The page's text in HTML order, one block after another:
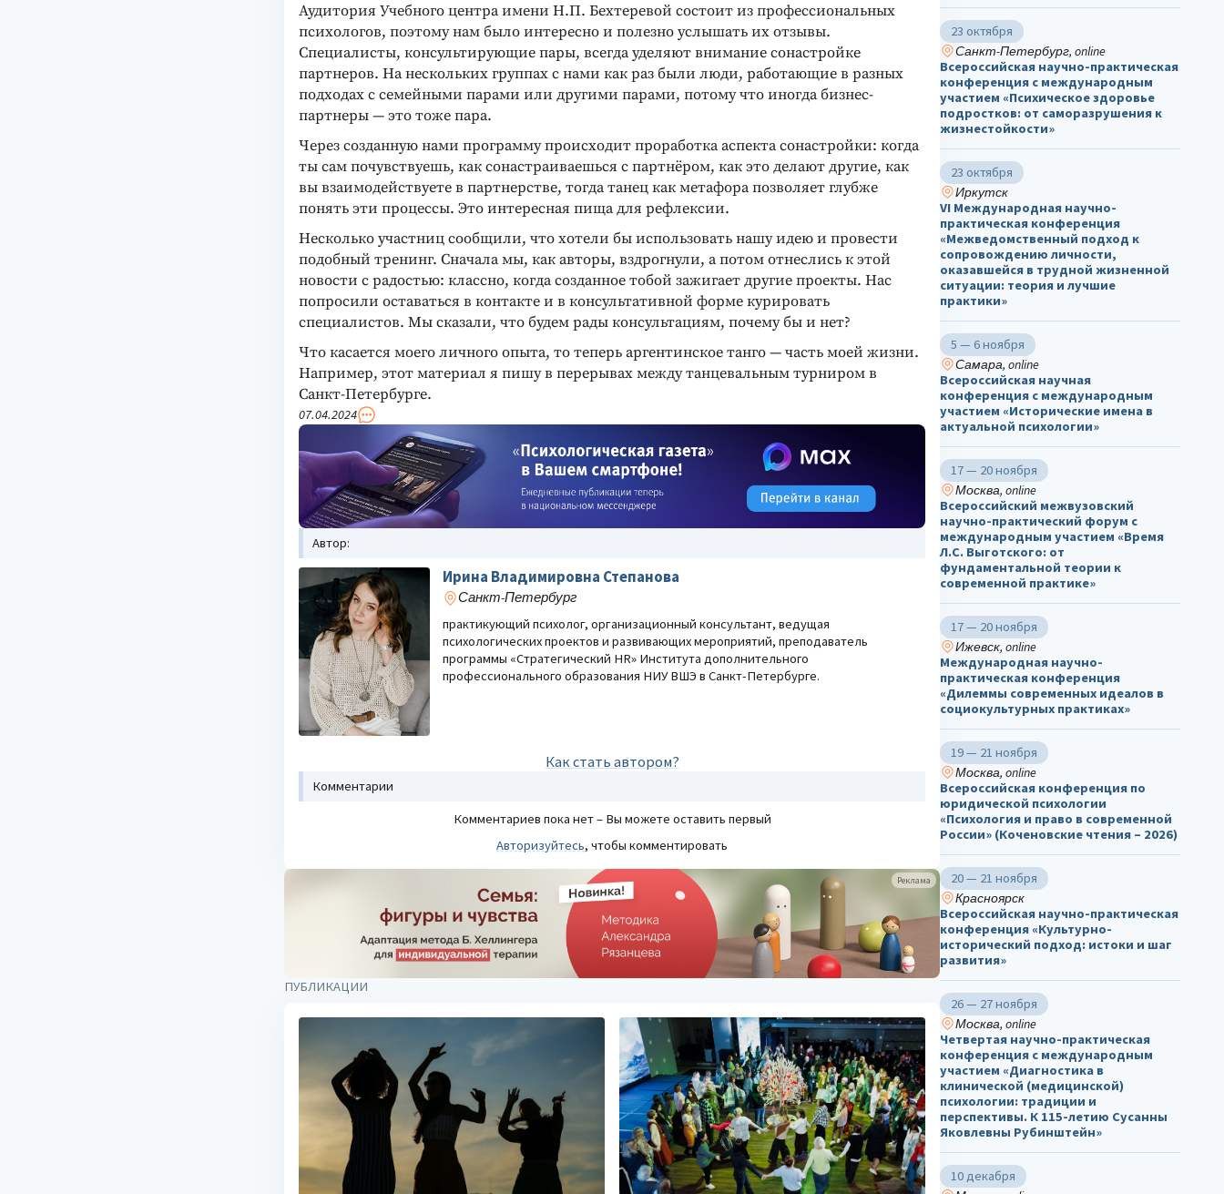
Аудитория Учебного центра имени Н.П. Бехтеревой состоит из профессиональных
психологов, поэтому нам было интересно и полезно услышать их отзывы.
Специалисты, консультирующие пары, всегда уделяют внимание сонастройке
партнеров. На нескольких группах с нами как раз были люди, работающие в разных
подходах с семейными парами или другими парами, потому что иногда бизнес-
партнеры — это тоже пара.
Через созданную нами программу происходит проработка аспекта сонастройки: когда
ты сам почувствуешь, как сонастраиваешься с партнёром, как это делают другие, как
вы взаимодействуете в партнерстве, тогда танец как метафора позволяет глубже
понять эти процессы. Это интересная пища для рефлексии.
Несколько участниц сообщили, что хотели бы использовать нашу идею и провести
подобный тренинг. Сначала мы, как авторы, вздрогнули, а потом отнеслись к этой
новости с радостью: классно, когда созданное тобой зажигает другие проекты. Нас
попросили оставаться в контакте и в консультативной форме курировать
специалистов. Мы сказали, что будем рады консультациям, почему бы и нет?
Что касается моего личного опыта, то теперь аргентинское танго — часть моей жизни.
Например, этот материал я пишу в перерывах между танцевальным турниром в
Санкт-Петербурге.
07.04.2024
Автор:
Ирина Владимировна Степанова
Санкт-Петербург
практикующий психолог, организационный консультант, ведущая
психологических проектов и развивающих мероприятий, преподаватель
программы «Стратегический HR» Института дополнительного
профессионального образования НИУ ВШЭ в Санкт-Петербурге.
Как стать автором?
Комментарии
Комментариев пока нет – Вы можете оставить первый
Авторизуйтесь, чтобы комментировать
Реклама
ПУБЛИКАЦИИ
23 октября
Санкт-Петербург, online
Всероссийская научно-практическая
конференция с международным
участием «Психическое здоровье
подростков: от саморазрушения к
жизнестойкости»
23 октября
Иркутск
VI Международная научно-
практическая конференция
«Межведомственный подход к
сопровождению личности,
оказавшейся в трудной жизненной
ситуации: теория и лучшие
практики»
5 — 6 ноября
Самара, online
Всероссийская научная
конференция с международным
участием «Исторические имена в
актуальной психологии»
17 — 20 ноября
Москва, online
Всероссийский межвузовский
научно-практический форум с
международным участием «Время
Л.С. Выготского: от
фундаментальной теории к
современной практике»
17 — 20 ноября
Ижевск, online
Международная научно-
практическая конференция
«Дилеммы современных идеалов в
социокультурных практиках»
19 — 21 ноября
Москва, online
Всероссийская конференция по
юридической психологии
«Психология и право в современной
России» (Коченовские чтения – 2026)
20 — 21 ноября
Красноярск
Всероссийская научно-практическая
конференция «Культурно-
исторический подход: истоки и шаг
развития»
26 — 27 ноября
Москва, online
Четвертая научно-практическая
конференция с международным
участием «Диагностика в
клинической (медицинской)
психологии: традиции и
перспективы. К 115-летию Сусанны
Яковлевны Рубинштейн»
10 декабря